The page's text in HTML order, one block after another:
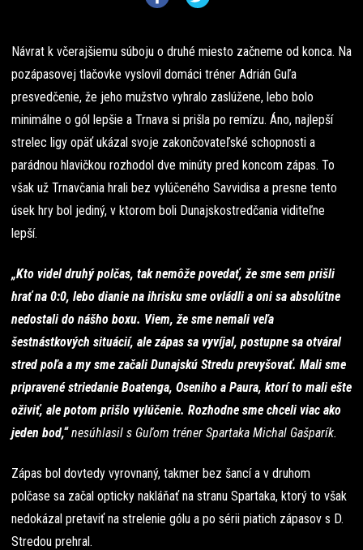
Návrat k včerajšiemu súboju o druhé miesto začneme od konca. Na
pozápasovej tlačovke vyslovil domáci tréner Adrián Guľa
presvedčenie, že jeho mužstvo vyhralo zaslúžene, lebo bolo
minimálne o gól lepšie a Trnava si prišla po remízu. Áno, najlepší
strelec ligy opäť ukázal svoje zakončovateľské schopnosti a
parádnou hlavičkou rozhodol dve minúty pred koncom zápas. To
však už Trnavčania hrali bez vylúčeného Savvidisa a presne tento
úsek hry bol jediný, v ktorom boli Dunajskostredčania viditeľne
lepší.
„Kto videl druhý polčas, tak nemôže povedať, že sme sem prišli
hrať na 0:0, lebo dianie na ihrisku sme ovládli a oni sa absolútne
nedostali do nášho boxu. Viem, že sme nemali veľa
šestnástkových situácií, ale zápas sa vyvíjal, postupne sa otváral
stred poľa a my sme začali Dunajskú Stredu prevyšovať. Mali sme
pripravené striedanie Boatenga, Oseniho a Paura, ktorí to mali ešte
oživiť, ale potom prišlo vylúčenie. Rozhodne sme chceli viac ako
jeden bod,“nesúhlasil s Guľom tréner Spartaka Michal Gašparík.
Zápas bol dovtedy vyrovnaný, takmer bez šancí a v druhom
polčase sa začal opticky nakláňať na stranu Spartaka, ktorý to však
nedokázal pretaviť na strelenie gólu a po sérii piatich zápasov s D.
Stredou prehral.